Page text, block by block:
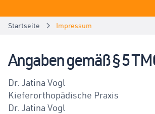
Startseite Impressum
Angaben gemäß § 5
Dr. Jatina Vogl
Kieferorthopädische Praxis
Dr. Jatina Vogl